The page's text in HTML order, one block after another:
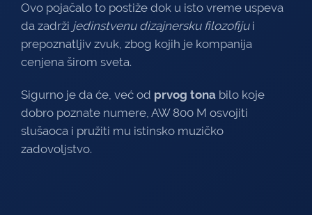
Ovo pojačalo to postiže dok u isto vreme uspeva
da zadrži jedinstvenu dizajnersku filozofijui
prepoznatljiv zvuk, zbog kojih je kompanija
cenjena širom sveta.
Sigurno je da će, već od prvog tona bilo koje
dobro poznate numere, AW 800 M osvojiti
slušaoca i pružiti mu istinsko muzičko
zadovoljstvo.